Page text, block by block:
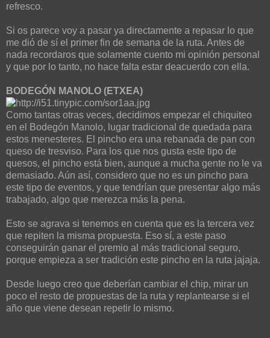
refresco.
Si os parece voy a pasar ya directamente a repasar lo que
me dió de sí el primer fin de semana de la ruta. Antes de
nada recordaros que solamente cuento mi opinión personal
y que por lo tanto, no hace falta estar deacuerdo con ella.
BODEGÓN MANOLO (ETXEA)
Como tantas otras veces, decidimos empezar el chiquiteo
en el Bodegón Manolo, lugar tradicional de quedada para
estos menesteres. El pincho era una rebanada de pan con
queso de tresviso. Para los que nos gusta este tipo de
quesos, el pincho está bien, aunque a mucha gente no le va
demasiado. Aún así, considero que no es un pincho para
este tipo de eventos, y que tendrían que presentar algo más
trabajado, algo que merezca más la pena.
Esto se agrava si tenemos en cuenta que es la tercera vez
que repiten la misma propuesta. Eso sí, a este paso
conseguirán ganar el premio al más tradicional seguro,
porque empieza a ser tradición este pincho en la ruta jajaja.
Desde luego creo que deberían cambiar el chip, mirar un
poco el resto de propuestas de la ruta y replantearse si el
año que viene desean repetir lo mismo.